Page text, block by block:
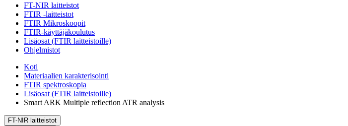
FT-NIR laitteistot
FTIR -laitteistot
FTIR Mikroskoopit
FTIR-käyttäjäkoulutus
Lisäosat (FTIR laitteistoille)
Ohjelmistot
Koti
Materiaalien karakterisointi
FTIR spektroskopia
Lisäosat (FTIR laitteistoille)
Smart ARK Multiple reflection ATR analysis
FT-NIR laitteistot